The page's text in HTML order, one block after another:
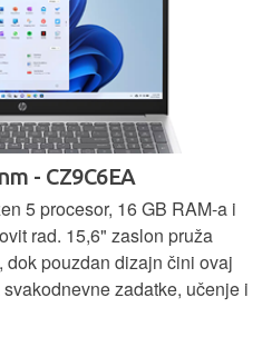
- CZ9C6EA
5 procesor, 16 GB RAM-a i
rad. 15,6" zaslon pruža
pouzdan dizajn čini ovaj
zadatke, učenje i